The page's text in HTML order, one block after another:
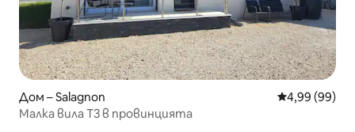
Дом – Salagnon Средна
4,99 (99)
Малка вила T3 в провинцията